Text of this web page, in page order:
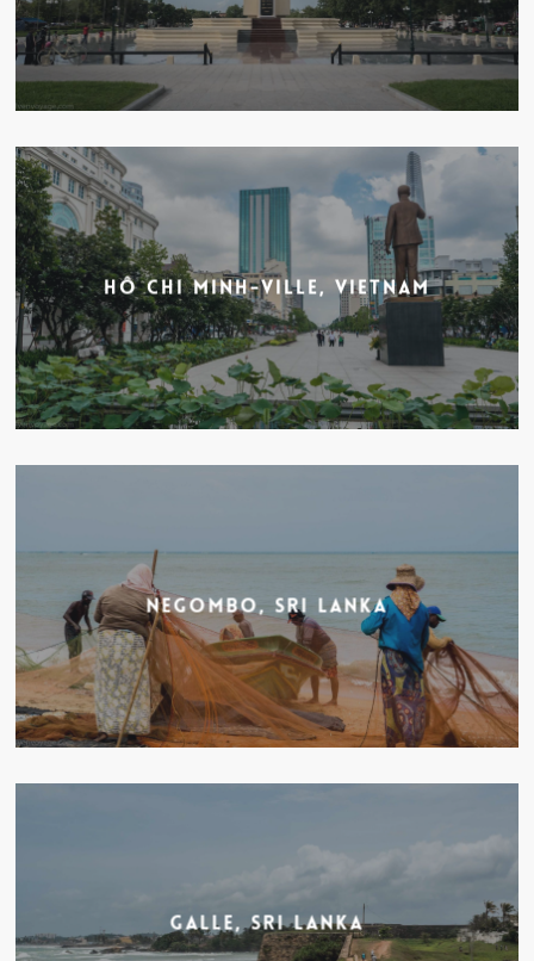
Hô Chi Minh-Ville, Vietnam
Negombo, Sri Lanka
Galle, Sri Lanka